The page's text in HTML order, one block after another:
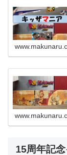
15周年記